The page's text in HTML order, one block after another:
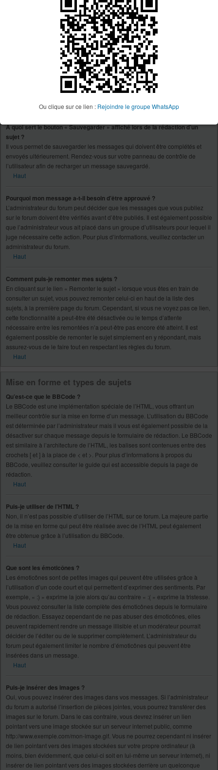
Ou clique sur ce lien : Rejoindre le groupe WhatsApp
décision n’appartient qu’à l’administrateur du forum concerné, le phpBB
Group n’est en aucun cas responsable de ce qui est appliqué ou non. Pour
plus d’informations, veuillez contacter un administrateur du forum.
Comment puis-je rapporter des messages à un modérateur ?
Si l’administrateur du forum a activé cette fonctionnalité, un bouton à cette fin
devrait être affiché à côté du message que vous souhaitez rapporter. En
cliquant sur celui-ci, vous trouverez toutes les étapes nécessaires afin de
rapporter le message.
À quoi sert le bouton « Sauvegarder » affiché lors de la rédaction d’un
sujet ?
Il vous permet de sauvegarder les messages qui doivent être complétés et
envoyés ultérieurement. Rendez-vous sur votre panneau de contrôle de
l’utilisateur afin de recharger un message sauvegardé.
Haut
Pourquoi mon message a-t-il besoin d’être approuvé ?
L’administrateur du forum peut décider que les messages que vous publiez
sur le forum doivent être vérifiés avant d’être publiés. Il est également possible
que l’administrateur vous ait placé dans un groupe d’utilisateurs pour lequel il
juge nécessaire cette action. Pour plus d’informations, veuillez contacter un
administrateur du forum.
Haut
Comment puis-je remonter mes sujets ?
En cliquant sur le lien « Remonter le sujet » lorsque vous êtes en train de
consulter un sujet, vous pouvez remonter celui-ci en haut de la liste des
sujets, à la première page du forum. Cependant, si vous ne voyez pas ce lien,
cette fonctionnalité a peut-être été désactivée ou le temps d’attente
nécessaire entre les remontées n’a peut-être pas encore été atteint. Il est
également possible de remonter le sujet simplement en y répondant, mais
assurez-vous de le faire tout en respectant les règles du forum.
Haut
Mise en forme et types de sujets
Qu’est-ce que le BBCode ?
Le BBCode est une implémentation spéciale de l’HTML, vous offrant un
meilleur contrôle sur la mise en forme d’un message. L’utilisation du BBCode
est déterminée par l’administrateur mais il vous est également possible de la
désactiver sur chaque message depuis le formulaire de rédaction. Le BBCode
est similaire à l’architecture de l’HTML, les balises sont contenues entre des
crochets [ et ] à la place de < et >. Pour plus d’informations à propos du
BBCode, veuillez consulter le guide qui est accessible depuis la page de
rédaction.
Haut
Puis-je utiliser de l’HTML ?
Non, il n’est pas possible d’utiliser de l’HTML sur ce forum. La majeure partie
de la mise en forme qui peut être réalisée avec de l’HTML peut également
être obtenue grâce à l’utilisation du BBCode.
Haut
Que sont les émoticônes ?
Les émoticônes sont de petites images qui peuvent être utilisées grâce à
l’utilisation d’un code court et qui permettent d’exprimer des sentiments. Par
exemple, « :) » exprime la joie alors qu’au contraire « :( » exprime la tristesse.
Vous pouvez consulter la liste complète des émoticônes depuis le formulaire
de rédaction. Essayez cependant de ne pas abuser des émoticônes, elles
peuvent rapidement rendre un message illisible et un modérateur pourrait
décider de l’éditer ou de le supprimer complètement. L’administrateur du
forum peut également limiter le nombre d’émoticônes qui peuvent être
insérées dans un message.
Haut
Puis-je insérer des images ?
Oui, vous pouvez insérer des images dans vos messages. Si l’administrateur
du forum a autorisé l’insertion de pièces jointes, vous pourrez transférer des
images sur le forum. Dans le cas contraire, vous devrez insérer un lien
pointant vers une image stockée sur un serveur internet public, comme
http://www.exemple.com/mon-image.gif. Vous ne pourrez cependant ni insérer
de lien pointant vers des images stockées sur votre propre ordinateur (à
moins, bien évidemment, que celui-ci soit en lui-même un serveur internet), ni
insérer de lien pointant vers des images stockées derrière un quelconque